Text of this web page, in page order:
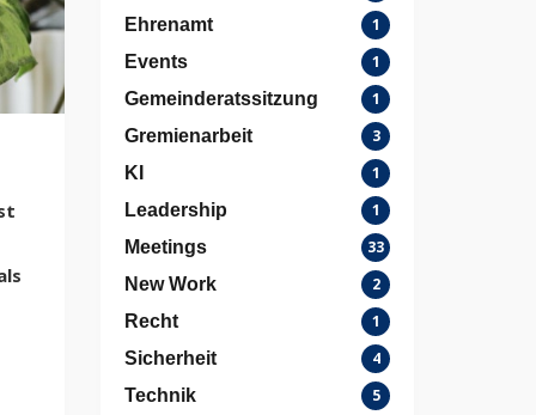
Ehrenamt
1
Events
1
Gemeinderatssitzung
1
Gremienarbeit
3
KI
1
Leadership
1
Meetings
33
New Work
2
Recht
1
Sicherheit
4
Technik
5